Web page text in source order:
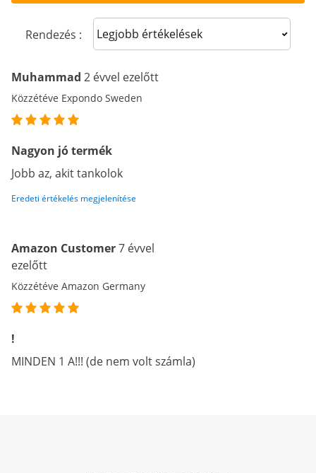
Rendezés : Sort reviews
Muhammad 2 évvel ezelőtt
Közzétéve Expondo Sweden
Nagyon jó termék
Jobb az, akit tankolok
Eredeti értékelés megjelenítése
Amazon Customer7 évvel
ezelőtt
Közzétéve Amazon Germany
!
MINDEN 1 A!!! (de nem volt számla)